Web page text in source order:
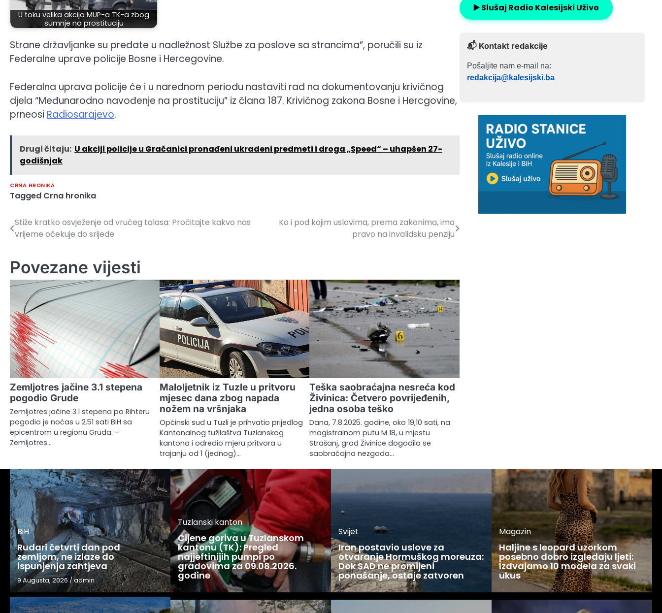
U toku velika akcija MUP-a TK-a zbog
sumnje na prostituciju
Strane državljanke su predate u nadležnost Službe za poslove sa strancima”, poručili su iz
Federalne uprave policije Bosne i Hercegovine.
Federalna uprava policije će i u narednom periodu nastaviti rad na dokumentovanju krivičnog
djela “Međunarodno navođenje na prostituciju” iz člana 187. Krivičnog zakona Bosne i Hercgovine,
prneosi Radiosarajevo.
Drugi čitaju: U akciji policije u Gračanici pronađeni ukradeni predmeti i droga „Speed“ – uhapšen 27-
godišnjak
CRNA HRONIKA
Tagged Crna hronika
Navigacija
članaka
Stiže kratko osvježenje od vrućeg talasa: Pročitajte kakvo nas
vrijeme očekuje do srijede
Ko i pod kojim uslovima, prema zakonima, ima
pravo na invalidsku penziju
Povezane vijesti
Zemljotres jačine 3.1 stepena
pogodio Grude
Zemljotres jačine 3.1 stepena po Rihteru
pogodio je noćas u 2.51 sati BiH sa
epicentrom u regionu Gruda. –
Zemljotres…
Maloljetnik iz Tuzle u pritvoru
mjesec dana zbog napada
nožem na vršnjaka
Općinski sud u Tuzli je prihvatio prijedlog
Kantonalnog tužilaštva Tuzlanskog
kantona i odredio mjeru pritvora u
trajanju od 1 (jednog)…
Teška saobraćajna nesreća kod
Živinica: Četvero povrijeđenih,
jedna osoba teško
Dana, 7.8.2025. godine, oko 19,10 sati, na
magistralnom putu M 18, u mjestu
Strašanj, grad Živinice dogodila se
saobraćajna nezgoda…
▶️ Slušaj Radio Kalesijski Uživo
📬 Kontakt redakcije
Pošaljite nam e-mail na:
redakcija@kalesijski.ba
BiH
Rudari četvrti dan pod
zemljom, ne izlaze do
ispunjenja zahtjeva
9 Augusta, 2026 /admin
Tuzlanski kanton
Cijene goriva u Tuzlanskom
kantonu (TK): Pregled
najjeftinijih pumpi po
gradovima za 09.08.2026.
godine
Svijet
Iran postavio uslove za
otvaranje Hormuškog moreuza:
Dok SAD ne promijeni
ponašanje, ostaje zatvoren
Magazin
Haljine s leopard uzorkom
posebno dobro izgledaju ljeti:
Izdvajamo 10 modela za svaki
ukus